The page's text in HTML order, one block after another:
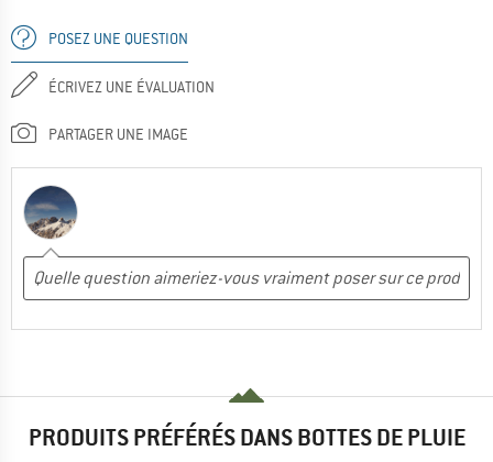
POSEZ UNE QUESTION
ÉCRIVEZ UNE ÉVALUATION
PARTAGER UNE IMAGE
PRODUITS PRÉFÉRÉS DANS BOTTES DE PLUIE